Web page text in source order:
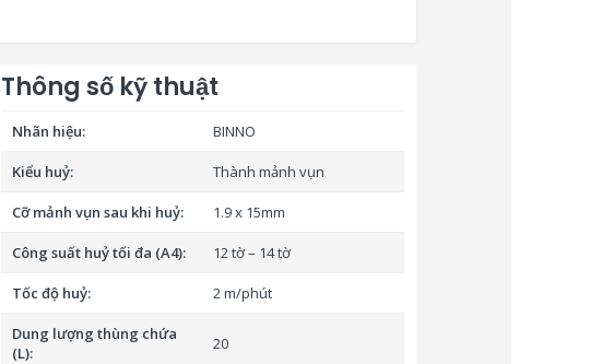
Thông số kỹ thuật
Nhãn hiệu: BINNO
Kiểu huỷ: Thành mảnh vụn
Cỡ mảnh vụn sau khi huỷ: 1.9 x 15mm
Công suất huỷ tối đa (A4): 12 tờ – 14 tờ
Tốc độ huỷ: 2 m/phút
Dung lượng thùng chứa
(L):
20